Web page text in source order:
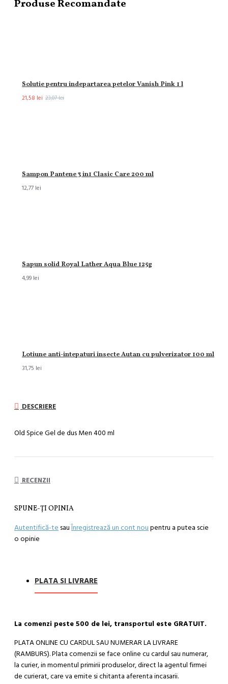
Produse Recomandate
Solutie pentru indepartarea petelor Vanish Pink 1 l
21,58 lei 23,07 lei
Sampon Pantene 3 in1 Clasic Care 200 ml
12,77 lei
Sapun solid Royal Lather Aqua Blue 125g
4,99 lei
Lotiune anti-intepaturi insecte Autan cu pulverizator 100 ml
31,75 lei
DESCRIERE
Old Spice Gel de dus Men 400 ml
RECENZII
SPUNE-ŢI OPINIA
Autentifică-te sauÎnregistrează un cont nou pentru a putea scie
o opinie
PLATA SI LIVRARE
La comenzi peste 500 de lei, transportul este GRATUIT.
PLATA ONLINE CU CARDUL SAU NUMERAR LA LIVRARE
(RAMBURS). Plata comenzii se face online cu cardul sau numerar,
la curier, in momentul primirii produselor, direct la agentul firmei
de curierat, care va emite si chitanta aferenta incasarii.